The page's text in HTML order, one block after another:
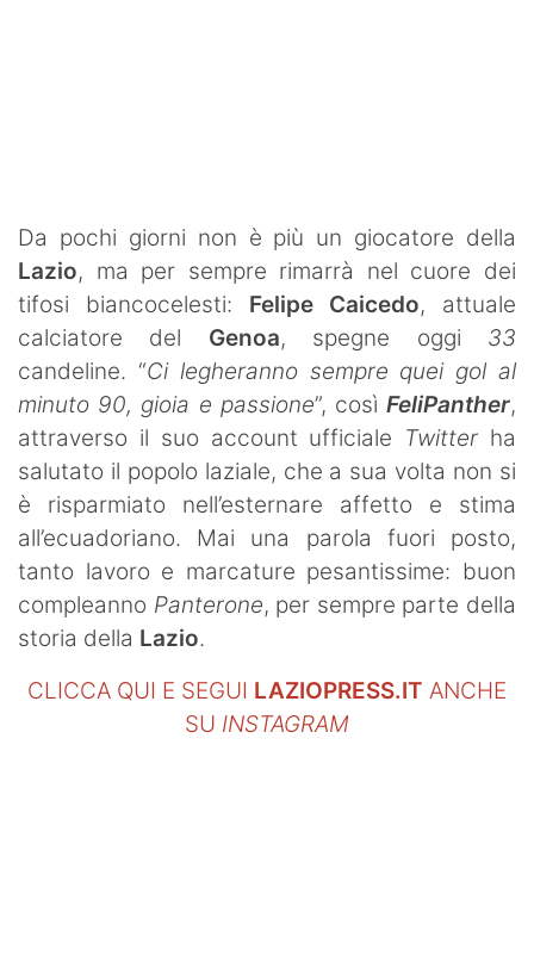
Contatti
Da pochi giorni non è più un giocatore della
Lazio, ma per sempre rimarrà nel cuore dei
tifosi biancocelesti: Felipe Caicedo, attuale
calciatore del Genoa, spegne oggi 33
candeline. “Ci legheranno sempre quei gol al
minuto 90, gioia e passione”, cosìFeliPanther,
attraverso il suo account ufficiale Twitter ha
salutato il popolo laziale, che a sua volta non si
è risparmiato nell’esternare affetto e stima
all’ecuadoriano. Mai una parola fuori posto,
tanto lavoro e marcature pesantissime: buon
compleanno Panterone, per sempre parte della
storia della Lazio.
CLICCA QUI E SEGUI LAZIOPRESS.IT ANCHE
SU INSTAGRAM